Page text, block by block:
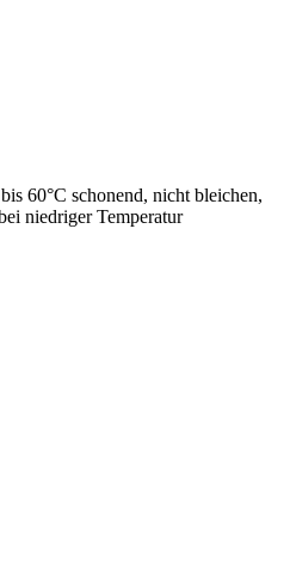
60°C schonend, nicht bleichen,
niedriger Temperatur